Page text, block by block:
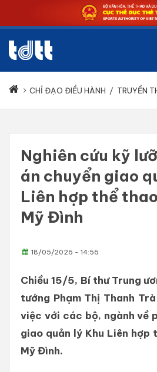
CHỈ ĐẠO ĐIỀU HÀNH / TRUYỀN
Nghiên cứu kỹ
án chuyển giao
Liên hợp thể
Mỹ Đình
18/05/2026 - 14:56
Chiều 15/5, Bí thư Trung
tướng Phạm Thị Thanh
việc với các bộ, ngành về
giao quản lý Khu Liên hợp
Mỹ Đình.